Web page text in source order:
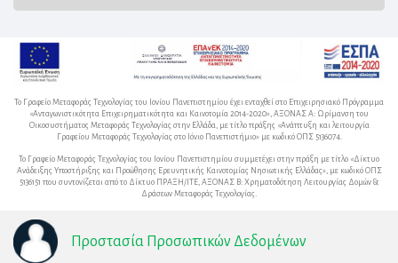
Το Γραφείο Μεταφοράς Τεχνολογίας του Ιονίου Πανεπιστημίου έχει ενταχθεί στο Επιχειρησιακό Πρόγραμμα
«Ανταγωνιστικότητα Επιχειρηματικότητα και Καινοτομία 2014-2020», ΑΞΟΝΑΣ Α: Ωρίμανση του
Οικοσυστήματος Μεταφοράς Τεχνολογίας στην Ελλάδα, με τίτλο πράξης «Ανάπτυξη και λειτουργία
Γραφείου Μεταφοράς Τεχνολογίας στο Ιόνιο Πανεπιστήμιο» με κωδικό ΟΠΣ 5136074.
Το Γραφείο Μεταφοράς Τεχνολογίας του Ιονίου Πανεπιστημίου συμμετέχει στην πράξη με τίτλο «Δίκτυο
Ανάδειξης Υποστήριξης και Προώθησης Ερευνητικής Καινοτομίας Νησιωτικής Ελλάδας», με κωδικό ΟΠΣ
5136151 που συντονίζεται από το Δίκτυο ΠΡΑΞΗ/ΙΤΕ, ΑΞΟΝΑΣ Β: Χρηματοδότηση Λειτουργίας Δομών &
Δράσεων Μεταφοράς Τεχνολογίας.
Προστασία Προσωπικών Δεδομένων